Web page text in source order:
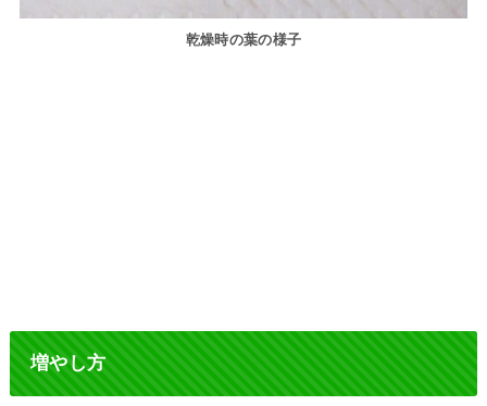
乾燥時の葉の様子
増やし方